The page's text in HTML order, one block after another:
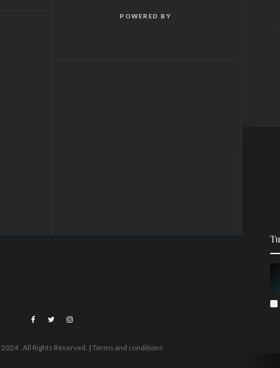
POWERED BY
. All Rights Reserved. | Terms and conditions